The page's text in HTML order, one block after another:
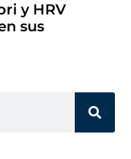
y HRV
sus